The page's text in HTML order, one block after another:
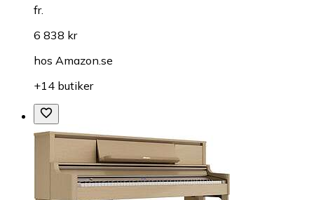
fr.
6 838 kr
hos Amazon.se
+14 butiker